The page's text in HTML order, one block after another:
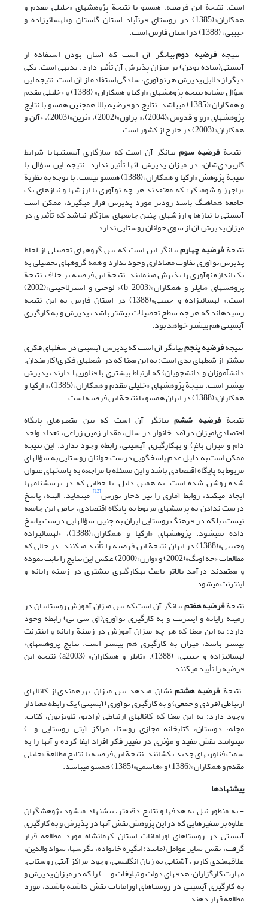
است. نتیجة این فرضیه، همسو با نتیجة پژوهشهای «خلیلی مقدم و
همکاران»(1385) در روستای قرن‎آباد استان گلستان و«لهسائی‎زاده و
حبیبی» (1388) در استان فارس است.
نتیجةفرضیه دومبیانگر آن است که آسان بودن استفاده از
آی‎سی‎تی(ساده بودن) بر میزان پذیرش آن تأثیر دارد. بدیهی است، یکی
دیگر از دلایل پذیرش هر نوآوری، سادگی استفاده از آن است. نتیجه این
سؤال مشابه نتیجه پژوهشهای «ازکیا و همکاران» (1388) و «خلیلی مقدم
و همکاران»(1385) می‎باشد. نتایج دو فرضیة بالا همچنین همسو با نتایج
پژوهشهای «زو و قدوس»(2004)،« براون»(2002)، «ثرین»(2003)، «آلن و
همکاران»(2003) در خارج از کشور است.
نتیجةفرضیه سوم بیانگر آن است که سازگاری آی‎سی‎تی‎ها با شرایط
کاربردی‌شان، در میزان پذیرش آنها تأثیر ندارد. نتیجة این سؤال با
نتیجة پژ‍وهش «ازکیا و همکاران»(1388) همسو نیست. با توجه به نظریة
«راجرز و شومیکر» که معتقدند هر چه نوآوری با ارزشها و نیازهای یک
جامعه هماهنگ باشد زودتر مورد پذیرش قرار ‎‎می‎گیرد، ممکن است
آی‎سی‎تی با نیازها و ارزشهای چنین جامعه‎ای سازگار نباشد که تأثیری در
میزان پذیرش آن از سوی جوانان روستایی ندارد.
نتیجةفرضیه چهارم بیانگر این است که بین گروه‎های تحصیلی از لحاظ
پذیرش نوآوری تفاوت معناداری وجود ندارد و همة گروه‎های تحصیلی به
یک اندازه نوآوری را پذیرش می‎نمایند. نتیجة این فرضیه بر خلاف نتیجة
پژوهشهای «تایلر و همکاران»(b 2003)« لوچتی و استرلاچینی»(2002)
است.« لهسائی‎زاده و حبیبی»(1388) در استان فارس به این نتیجه
رسیده‎اند که هر چه سطح تحصیلات بیشتر باشد، پذیرش و به کارگیری
آی‎سی‎تی هم بیشتر خواهد بود.
نتیجةفرضیه پنجم بیانگر آن است که پذیرش آی‎سی‎تی در شغلهای فکری
بیشتر از شغلهای یدی است؛ به این معنا که در شغلهای فکری(کارمندان،
دانش‎آموزان و دانشجویان) که ارتباط بیشتری با فناوریها دارند، پذیرش
بیشتر است. نتیجة پژوهشهای «خلیلی مقدم و همکاران»(1385)،« ازکیا و
همکاران»(1388) در ایران همسو با نتیجة این فرضیه است.
نتیجةفرضیه ششمبیانگر آن است که بین متغیرهای پایگاه
اقتصادی(میزان درآمد خانوار در سال، مقدار زمین زراعی، تعداد واحد
دام و میزان باغ) و به‎کارگیری آی‎سی‎تی، رابطه وجود ندارد. این نتیجه
ممکن است به دلیل عدم پاسخگویی درست جوانان روستایی به سؤالهای
مربوط به پایگاه اقتصادی باشد و این مسئله با مراجعه به پاسخهای عنوان
شده روشن شده است. به همین دلیل، با خطایی که در پرسشنامه‎ها
ایجاد می‎کند، روابط آماری را نیز دچار تورش [12] می‎نماید. البته، پاسخ
درست ندادن به پرسشهای مربوط به پایگاه اقتصادی، خاص این جامعه
نیست، بلکه در فرهنگ روستایی ایران به چنین سؤالهایی درست پاسخ
داده نمی‎شود. پژوهشهای «ازکیا و همکاران»(1388)، «لهسائی‎زاده
وحبیبی»(1388) در ایران نتیجة این فرضیه را تأئید می‎کنند. در حالی که
مطالعات «چه اونگ»(2002) و «وارن»(2000) عکس این نتایج را ثابت نموده
و معتقدند درآمد بالاتر باعث به‎کارگیری بیشتری در زمینه رایانه و
اینترنت می‎شود.
نتیجةفرضیه هفتمبیانگر آن است که بین میزان آموزش روستاییان در
زمینة رایانه و اینترنت و به کارگیری نوآوری(آی سی تی) رابطه وجود
دارد؛ به این معنا که هر چه میزان آموزش در زمینة رایانه و اینترنت
بیشتر باشد، میزان به کارگیری هم بیشتر است. نتایج پژوهشهای«
لهسائی‎زاده و حبیبی» (1388)، «تایلر و همکاران» (a2003) نتیجه این
فرضیه را تأیید می‎کنند.
نتیجة فرضیه هشتم نشان می‎دهد بین میزان بهره‎مندی از کانالهای
ارتباطی (فردی و جمعی) و به کارگیری نوآوری (آی‎سی‎تی) یک رابطة معنا‎دار
وجود دارد؛ به این معنا که کانالهای ارتباطی (رادیو، تلویزیون، کتاب،
مجله، دوستان، کتابخانه مجازی روستا، مراکز آی‎تی روستایی و...)
می‎توانند نقش مفید و مؤثری در تغییر فکر افراد ایفا کرده و آنها را به
سمت فناوریهای جدید بکشانند. نتیجة این فرضیه با نتایج مطالعة «خلیلی
مقدم و همکاران»(1386) و «هاشمی»(1385) همسو می‎باشد.
پیشنهادها
- به منظور نیل به هدفها و نتایج دقیق‎تر، پیشنهاد می‎شود پژوهشگران
علاوه بر متغیرهایی که در این پژوهش نقش آنها در پذیرش و به کارگیری
آی‎سی‎تی در روستاهای اورامانات استان کرمانشاه مورد مطالعه قرار
گرفت، نقش سایر عوامل (مانند: انگیزه خانواده، نگرشها، سواد والدین،
علاقه‎مندی کاربر، آشنایی به زبان انگلیسی، وجود مراکز آی‎تی روستایی،
مهارت کارگزاران، هدفهای دولت و تبلیغات و ...) را که در میزان پذیرش و
به کارگیری آی‎سی‎تی در روستاهای اورامانات نقش داشته باشند، مورد
مطالعه قرار دهند.